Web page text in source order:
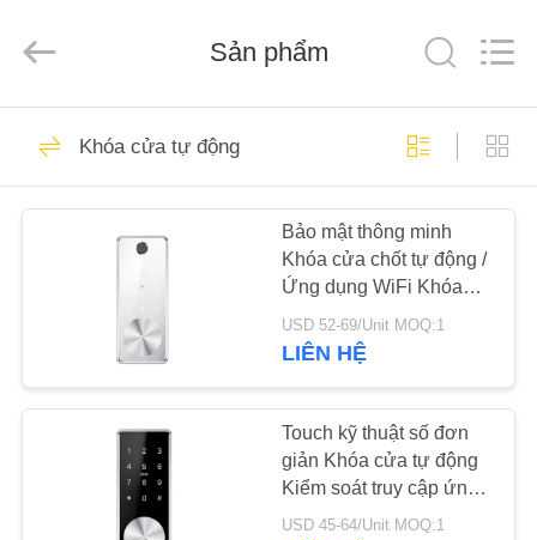
TRANG
CHỦ
VỀ
CHÚNG
Electronics
Technology
Rights
Khóa cửa điện tử
150
Khóa cửa vân tay
71
Sản phẩm
Khóa cửa tự động
Bảo mật thông minh
Khóa cửa chốt tự động /
Ứng dụng WiFi Khóa
cổng điện tử
USD 52-69/Unit MOQ:1
LIÊN HỆ
Touch kỹ thuật số đơn
giản Khóa cửa tự động
Kiểm soát truy cập ứng
dụng Bluetooth
USD 45-64/Unit MOQ:1